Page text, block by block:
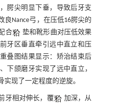
腭尖明显下垂，导致后牙支
良Nance弓，在压低16腭尖的
合
垫和靴形曲对压低效果
牙区垂直牵引远中直立和压
叠图结果显示：矫治结束后
下颌磨牙实现了远中直立，
现了一定程度的逆旋。
牙相对伸长，覆
加深，从